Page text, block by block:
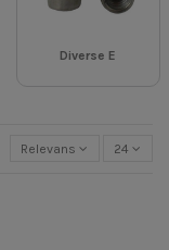
Diverse E
Relevans 24